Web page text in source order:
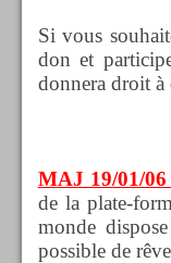
Si vous
don et
donnera droit à
MAJ 19/01/
de la plate-
monde
possible de